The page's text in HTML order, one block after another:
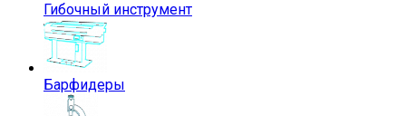
Гибочный инструмент
Барфидеры